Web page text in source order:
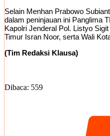
Selain Menhan Prabowo
dalam peninjauan ini Panglima
Kapolri Jenderal Pol. Listyo
Timur Isran Noor, serta Wali
(Tim Redaksi Klausa)
Dibaca: 559